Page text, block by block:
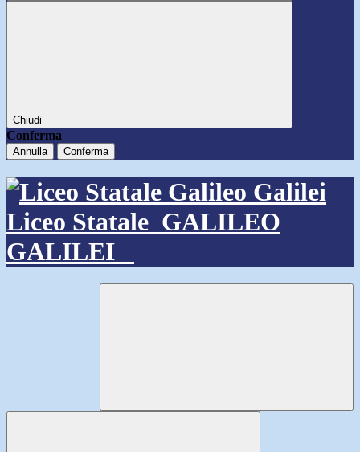
Chiudi
Conferma
Annulla Conferma
Liceo Statale GALILEO
GALILEI